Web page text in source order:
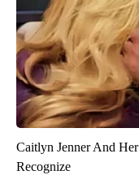
Caitlyn Jenner And
Recognize